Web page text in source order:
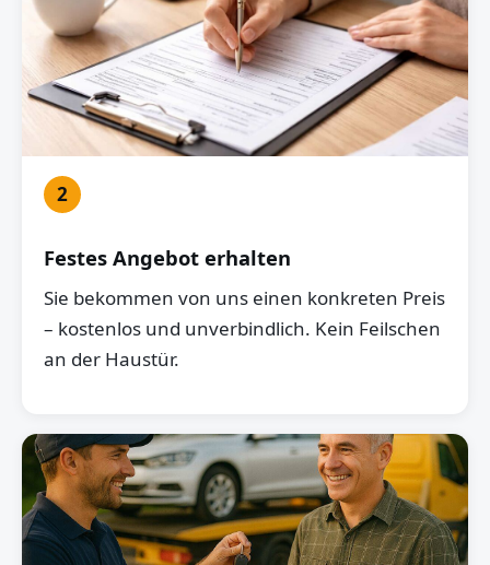
2
Festes Angebot erhalten
Sie bekommen von uns einen konkreten Preis
– kostenlos und unverbindlich. Kein Feilschen
an der Haustür.